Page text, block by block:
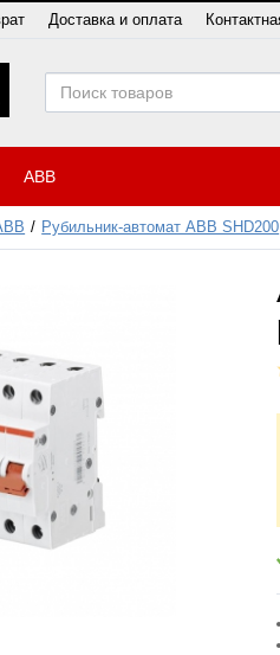
Доставка и оплата
ABB
Рубильник-автомат ABB SHD200